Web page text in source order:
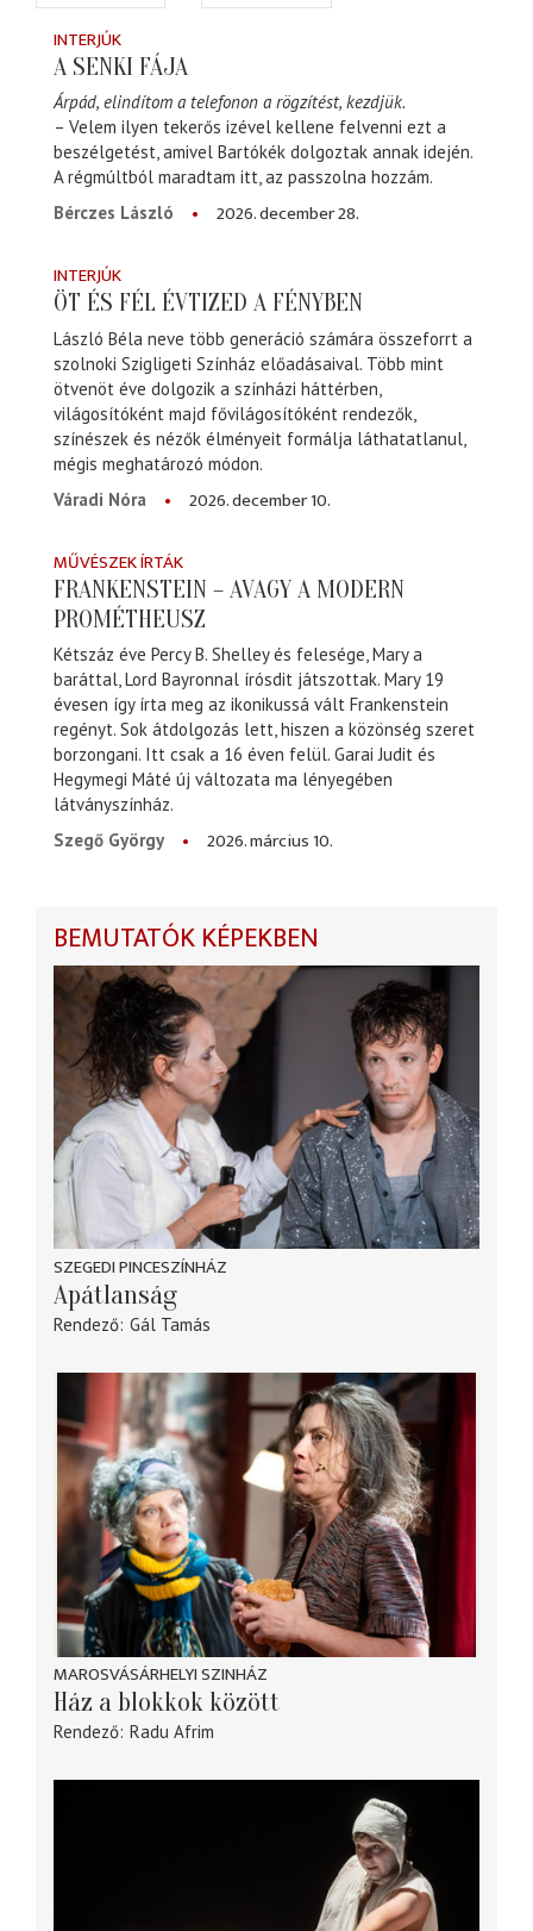
INTERJÚK
A SENKI FÁJA
Árpád, elindítom a telefonon a rögzítést, kezdjük.
– Velem ilyen tekerős izével kellene felvenni ezt a
beszélgetést, amivel Bartókék dolgoztak annak idején.
A régmúltból maradtam itt, az passzolna hozzám.
Bérczes László
2026. december 28.
INTERJÚK
ÖT ÉS FÉL ÉVTIZED A FÉNYBEN
László Béla neve több generáció számára összeforrt a
szolnoki Szigligeti Színház előadásaival. Több mint
ötvenöt éve dolgozik a színházi háttérben,
világosítóként majd fővilágosítóként rendezők,
színészek és nézők élményeit formálja láthatatlanul,
mégis meghatározó módon.
Váradi Nóra
2026. december 10.
MŰVÉSZEK ÍRTÁK
FRANKENSTEIN – AVAGY A MODERN
PROMÉTHEUSZ
Kétszáz éve Percy B. Shelley és felesége, Mary a
baráttal, Lord Bayronnal írósdit játszottak. Mary 19
évesen így írta meg az ikonikussá vált Frankenstein
regényt. Sok átdolgozás lett, hiszen a közönség szeret
borzongani. Itt csak a 16 éven felül. Garai Judit és
Hegymegi Máté új változata ma lényegében
látványszínház.
Szegő György
2026. március 10.
BEMUTATÓK KÉPEKBEN
SZEGEDI PINCESZÍNHÁZ
Apátlanság
Rendező Gál Tamás
MAROSVÁSÁRHELYI SZINHÁZ
Ház a blokkok között
Rendező Radu Afrim